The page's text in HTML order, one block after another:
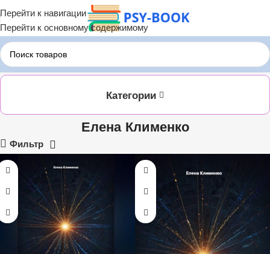
Перейти к навигации
Перейти к основному содержимому
Главная Елена Клименко
Категории
Елена Клименко
Фильтр